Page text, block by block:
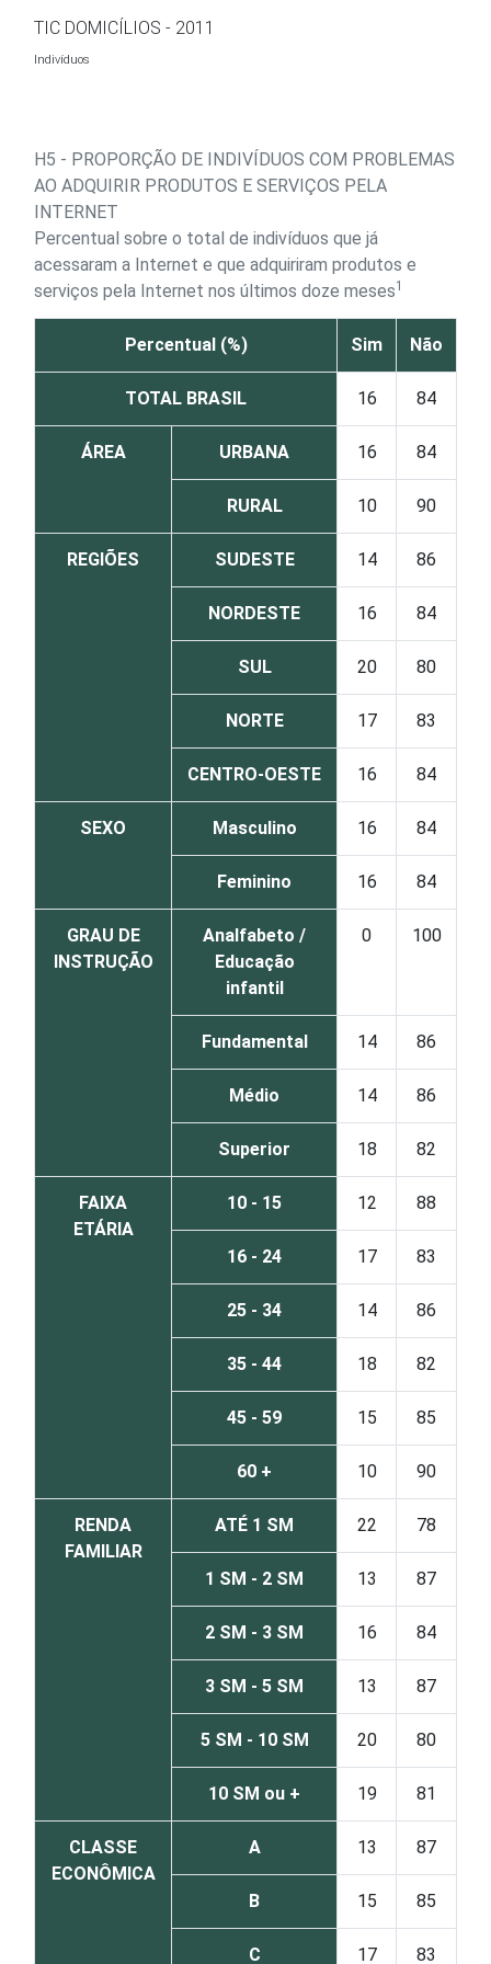
Ir para o conteúdo
TIC DOMICÍLIOS - 2011
Indivíduos
H5 - PROPORÇÃO DE INDIVÍDUOS COM PROBLEMAS
AO ADQUIRIR PRODUTOS E SERVIÇOS PELA
INTERNET
Percentual sobre o total de indivíduos que já
acessaram a Internet e que adquiriram produtos e
serviços pela Internet nos últimos doze meses1
Percentual (%) Sim Não
TOTAL BRASIL 16 84
ÁREA URBANA 16 84
RURAL 10 90
REGIÕES SUDESTE 14 86
NORDESTE 16 84
SUL 20 80
NORTE 17 83
CENTRO-OESTE 16 84
SEXO Masculino 16 84
Feminino 16 84
GRAU DE
INSTRUÇÃO
Analfabeto /
Educação
infantil
0 100
Fundamental 14 86
Médio 14 86
Superior 18 82
FAIXA
ETÁRIA
10 - 15 12 88
16 - 24 17 83
25 - 34 14 86
35 - 44 18 82
45 - 59 15 85
60 + 10 90
RENDA
FAMILIAR
ATÉ 1 SM 22 78
1 SM - 2 SM 13 87
2 SM - 3 SM 16 84
3 SM - 5 SM 13 87
5 SM - 10 SM 20 80
10 SM ou + 19 81
CLASSE
ECONÔMICA
A 13 87
B 15 85
C 17 83